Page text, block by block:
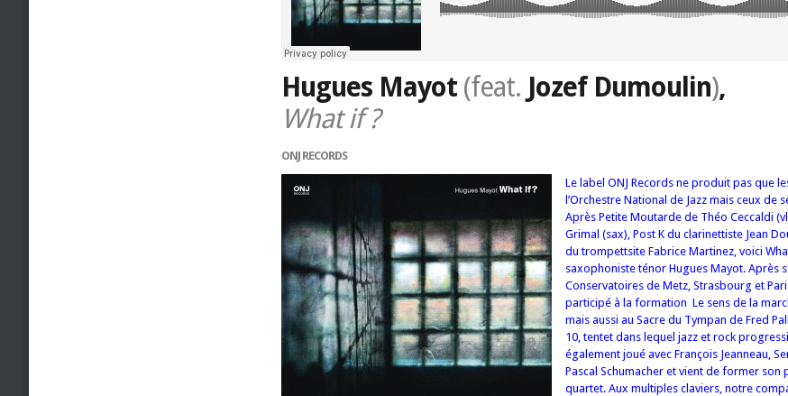
Hugues Mayot (feat. Jozef Dumoulin),
What if ?
ONJ RECORDS
Le label ONJ Records ne produit pas que
l’Orchestre National de Jazz mais ceux de
Après Petite Moutarde de Théo Ceccaldi
Grimal (sax), Post K du clarinettiste Jean
du trompettsite Fabrice Martinez, voici
saxophoniste ténor Hugues Mayot. Après
Conservatoires de Metz, Strasbourg et
participé à la formation Le sens de la
mais aussi au Sacre du Tympan de Fred
10, tentet dans lequel jazz et rock
également joué avec François Jeanneau,
Pascal Schumacher et vient de former son
quartet. Aux multiples claviers, notre